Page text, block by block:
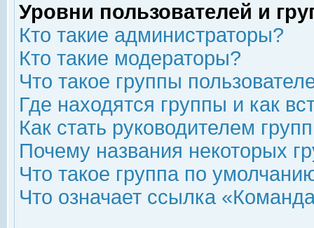
Уровни пользователей и
Кто такие администраторы?
Кто такие модераторы?
Что такое группы
Где находятся группы и как
Как стать руководителем
Почему названия некоторых
Что такое группа по
Что означает ссылка